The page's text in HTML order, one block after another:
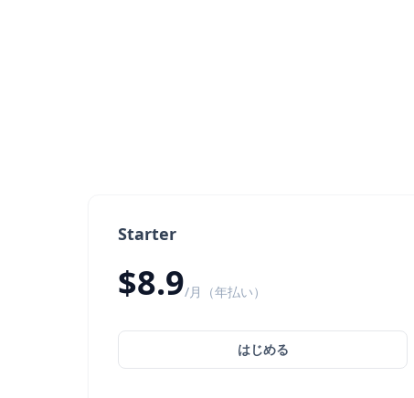
Starter
$8.9/月（年払い）
はじめる